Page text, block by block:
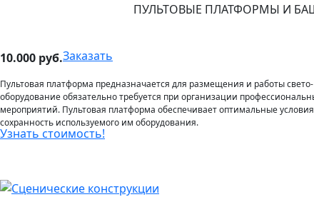
ПУЛЬТОВЫЕ ПЛАТФОРМЫ И
10.000 руб.Заказать
Пультовая платформа предназначается для размещения и работы
оборудование обязательно требуется при организации
мероприятий. Пультовая платформа обеспечивает оптимальные
сохранность используемого им оборудования.
Узнать стоимость!